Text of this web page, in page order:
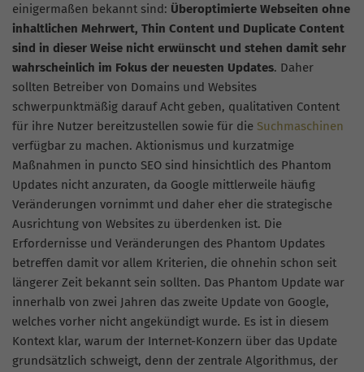
einigermaßen bekannt sind: Überoptimierte Webseiten ohne
inhaltlichen Mehrwert, Thin Content und Duplicate Content
sind in dieser Weise nicht erwünscht und stehen damit sehr
wahrscheinlich im Fokus der neuesten Updates. Daher
sollten Betreiber von Domains und Websites
schwerpunktmäßig darauf Acht geben, qualitativen Content
für ihre Nutzer bereitzustellen sowie für die Suchmaschinen
verfügbar zu machen. Aktionismus und kurzatmige
Maßnahmen in puncto SEO sind hinsichtlich des Phantom
Updates nicht anzuraten, da Google mittlerweile häufig
Veränderungen vornimmt und daher eher die strategische
Ausrichtung von Websites zu überdenken ist. Die
Erfordernisse und Veränderungen des Phantom Updates
betreffen damit vor allem Kriterien, die ohnehin schon seit
längerer Zeit bekannt sein sollten. Das Phantom Update war
innerhalb von zwei Jahren das zweite Update von Google,
welches vorher nicht angekündigt wurde. Es ist in diesem
Kontext klar, warum der Internet-Konzern über das Update
grundsätzlich schweigt, denn der zentrale Algorithmus, der